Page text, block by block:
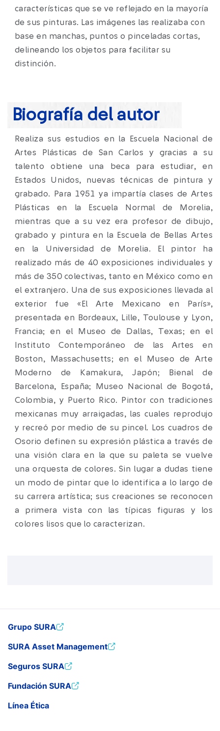
características que se ve reflejado en la mayoría
de sus pinturas. Las imágenes las realizaba con
base en manchas, puntos o pinceladas cortas,
delineando los objetos para facilitar su
distinción.
Biografía del autor
Realiza sus estudios en la Escuela Nacional de
Artes Plásticas de San Carlos y gracias a su
talento obtiene una beca para estudiar, en
Estados Unidos, nuevas técnicas de pintura y
grabado. Para 1951 ya impartía clases de Artes
Plásticas en la Escuela Normal de Morelia,
mientras que a su vez era profesor de dibujo,
grabado y pintura en la Escuela de Bellas Artes
en la Universidad de Morelia. El pintor ha
realizado más de 40 exposiciones individuales y
más de 350 colectivas, tanto en México como en
el extranjero. Una de sus exposiciones llevada al
exterior fue «El Arte Mexicano en París»,
presentada en Bordeaux, Lille, Toulouse y Lyon,
Francia; en el Museo de Dallas, Texas; en el
Instituto Contemporáneo de las Artes en
Boston, Massachusetts; en el Museo de Arte
Moderno de Kamakura, Japón; Bienal de
Barcelona, España; Museo Nacional de Bogotá,
Colombia, y Puerto Rico. Pintor con tradiciones
mexicanas muy arraigadas, las cuales reprodujo
y recreó por medio de su pincel. Los cuadros de
Osorio definen su expresión plástica a través de
una visión clara en la que su paleta se vuelve
una orquesta de colores. Sin lugar a dudas tiene
un modo de pintar que lo identifica a lo largo de
su carrera artística; sus creaciones se reconocen
a primera vista con las típicas figuras y los
colores lisos que lo caracterizan.
Grupo SURA
SURA Asset Management
Seguros SURA
Fundación SURA
Línea Ética